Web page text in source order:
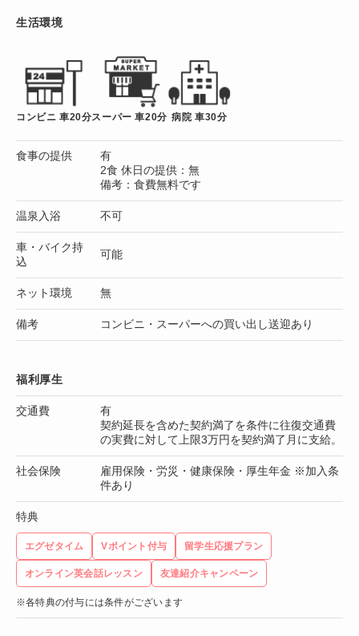
生活環境
コンビニ 車20分スーパー 車20分 病院 車30分
食事の提供
有
2食 休日の提供：無
備考：食費無料です
温泉入浴 不可
車・バイク持
込
可能
ネット環境 無
備考 コンビニ・スーパーへの買い出し送迎あり
福利厚生
交通費
有
契約延長を含めた契約満了を条件に往復交通費
の実費に対して上限3万円を契約満了月に支給。
社会保険
雇用保険・労災・健康保険・厚生年金 ※加入条
件あり
特典
エグゼタイム Vポイント付与 留学生応援プラン
オンライン英会話レッスン 友達紹介キャンペーン
※各特典の付与には条件がございます